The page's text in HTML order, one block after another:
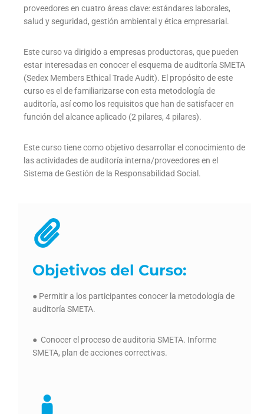
proveedores en cuatro áreas clave: estándares laborales,
salud y seguridad, gestión ambiental y ética empresarial.
Este curso va dirigido a empresas productoras, que pueden
estar interesadas en conocer el esquema de auditoría SMETA
(Sedex Members Ethical Trade Audit). El propósito de este
curso es el de familiarizarse con esta metodología de
auditoría, así como los requisitos que han de satisfacer en
función del alcance aplicado (2 pilares, 4 pilares).
Este curso tiene como objetivo desarrollar el conocimiento de
las actividades de auditoría interna/proveedores en el
Sistema de Gestión de la Responsabilidad Social.
Objetivos del Curso:
● Permitir a los participantes conocer la metodología de
auditoría SMETA.
● Conocer el proceso de auditoria SMETA. Informe
SMETA, plan de acciones correctivas.